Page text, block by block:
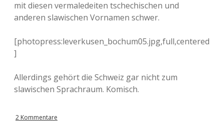
mit diesen vermaledeiten tschechischen und
anderen slawischen Vornamen schwer.
[photopress:leverkusen_bochum05.jpg,full,centered
]
Allerdings gehört die Schweiz gar nicht zum
slawischen Sprachraum. Komisch.
2 Kommentare